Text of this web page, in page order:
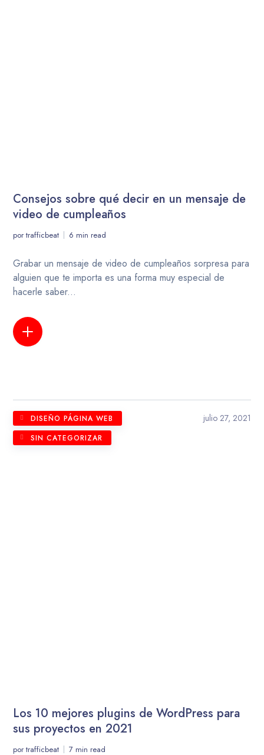
Consejos sobre qué decir en un mensaje de
video de cumpleaños
portrafficbeat 6 min read
Grabar un mensaje de video de cumpleaños sorpresa para
alguien que te importa es una forma muy especial de
hacerle saber...
DISEÑO PÁGINA WEB
SIN CATEGORIZAR
julio 27, 2021
Los 10 mejores plugins de WordPress para
sus proyectos en 2021
portrafficbeat 7 min read